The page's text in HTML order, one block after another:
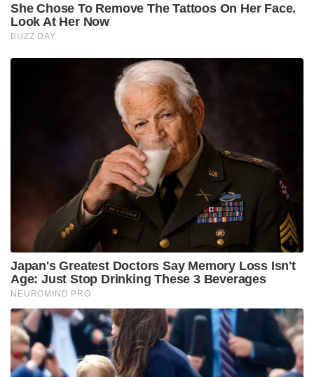
She Chose To Remove The Tattoos On Her Face.
Look At Her Now
BUZZ DAY
Japan's Greatest Doctors Say Memory Loss Isn't
Age: Just Stop Drinking These 3 Beverages
NEUROMIND PRO